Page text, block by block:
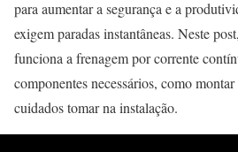
para aumentar a segurança e a
exigem paradas instantâneas. Neste
funciona a frenagem por corrente
componentes necessários, como
cuidados tomar na instalação.